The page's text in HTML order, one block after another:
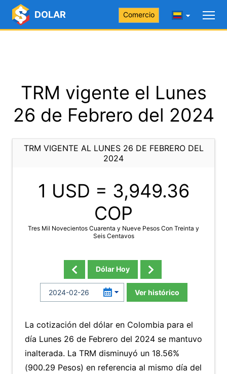
DOLAR Comercio
TRM vigente el Lunes
26 de Febrero del 2024
TRM VIGENTE AL LUNES 26 DE FEBRERO DEL
2024
1 USD = 3,949.36
COP
Tres Mil Novecientos Cuarenta y Nueve Pesos Con Treinta y
Seis Centavos
Dólar Hoy
Ver histórico
La cotización del dólar en Colombia para el
día Lunes 26 de Febrero del 2024 se mantuvo
inalterada. La TRM disminuyó un 18.56%
(900.29 Pesos) en referencia al mismo día del